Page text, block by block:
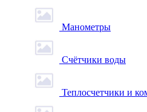
Манометры
Счётчики воды
Теплосчетчики и